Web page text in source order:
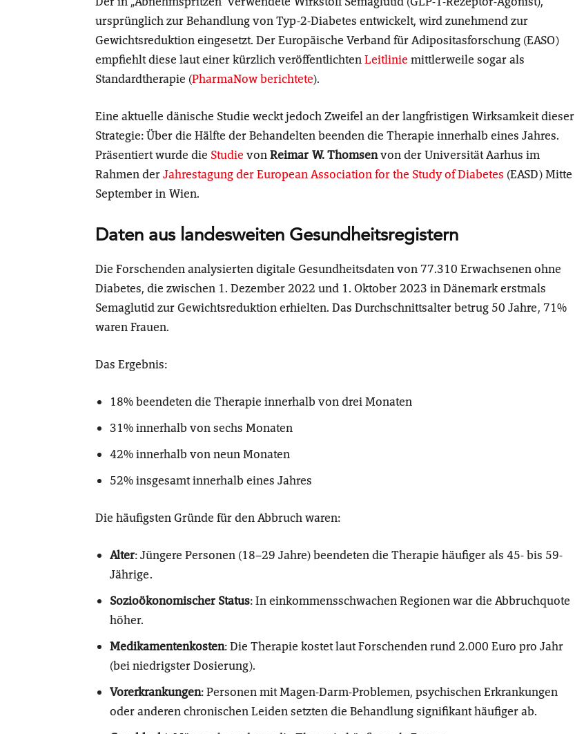
ursprünglich zur Behandlung von Typ-2-Diabetes entwickelt, wird zunehmend zur
Gewichtsreduktion eingesetzt. Der Europäische Verband für Adipositasforschung (EASO)
empfiehlt diese laut einer kürzlich veröffentlichtenLeitlinie mittlerweile sogar als
Standardtherapie (PharmaNow berichtete).
Eine aktuelle dänische Studie weckt jedoch Zweifel an der langfristigen Wirksamkeit dieser
Strategie: Über die Hälfte der Behandelten beenden die Therapie innerhalb eines Jahres.
Präsentiert wurde die Studie vonReimar W. Thomsenvon der Universität Aarhus im
Rahmen derJahrestagung der European Association for the Study of Diabetes (EASD) Mitte
September in Wien.
Daten aus landesweiten Gesundheitsregistern
Die Forschenden analysierten digitale Gesundheitsdaten von 77.310 Erwachsenen ohne
Diabetes, die zwischen 1. Dezember 2022 und 1. Oktober 2023 in Dänemark erstmals
Semaglutid zur Gewichtsreduktion erhielten. Das Durchschnittsalter betrug 50 Jahre, 71%
waren Frauen.
Das Ergebnis:
18% beendeten die Therapie innerhalb von drei Monaten
31% innerhalb von sechs Monaten
42% innerhalb von neun Monaten
52% insgesamt innerhalb eines Jahres
Die häufigsten Gründe für den Abbruch waren:
Alter: Jüngere Personen (18–29 Jahre) beendeten die Therapie häufigerals 45- bis 59-
Jährige.
Sozioökonomischer Status: In einkommensschwachen Regionen war die Abbruchquote
höher.
Medikamentenkosten: Die Therapie kostet laut Forschenden rund 2.000 Euro pro Jahr
(bei niedrigster Dosierung).
Vorerkrankungen: Personen mit Magen-Darm-Problemen, psychischen Erkrankungen
oder anderen chronischen Leiden setzten die Behandlung signifikant häufiger ab.